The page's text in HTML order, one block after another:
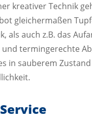
kreativer Technik
gleichermaßen
als auch z.B. das
termingerechte
in sauberem